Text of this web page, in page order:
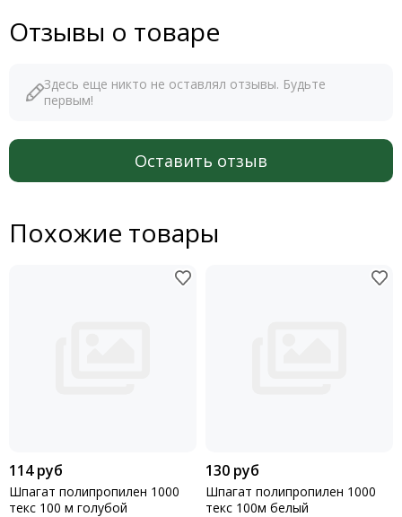
Щетки для пола
Ящики почтовые
Новогодние украшения
Пакеты, коробы подарочные
Отзывы о товаре
Здесь еще никто не оставлял отзывы. Будьте
первым!
Оставить отзыв
Похожие товары
114 руб
Шпагат полипропилен 1000
текс 100 м голубой
130 руб
Шпагат полипропилен 1000
текс 100м белый